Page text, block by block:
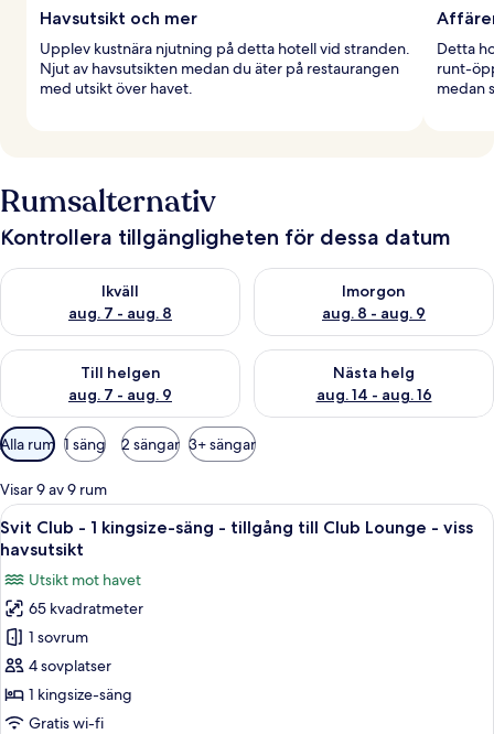
Havsutsikt och mer
Upplev kustnära njutning på detta hotell vid stranden.
Njut av havsutsikten medan du äter på restaurangen
med utsikt över havet.
Detta
runt-
medan
Rumsalternativ
Kontrollera tillgängligheten för dessa datum
Ikväll
aug. 7 - aug. 8
Kontrollera tillgängligheten för ikväll aug. 7 - aug. 8
Imorgon
aug. 8 - aug. 9
Kontrollera tillgängligheten
Till helgen
aug. 7 - aug. 9
Kontrollera tillgängligheten för den här helgen aug. 7 - aug. 9
Nästa helg
aug. 14 - aug. 16
Kontrollera tillgängligheten
Tillgängliga
filter
för
rum
Alla rum 1 säng 2 sängar 3+ sängar
Visar 9 av 9 rum
Öppna
alla
för
Svit
Club
-
1
kingsize-
Ett hotellrum med en stor säng, en
7
Svit Club - 1 kingsize-säng - tillgång till Club Lounge - viss
havsutsikt
Utsikt mot havet
65 kvadratmeter
1 sovrum
4 sovplatser
1 kingsize-säng
Gratis wi-fi